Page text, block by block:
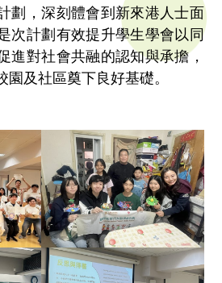
劃，深刻體會到新來港人士面
次計劃有效提升學生學會以同
進對社會共融的認知與承擔，
及社區奠下良好基礎。